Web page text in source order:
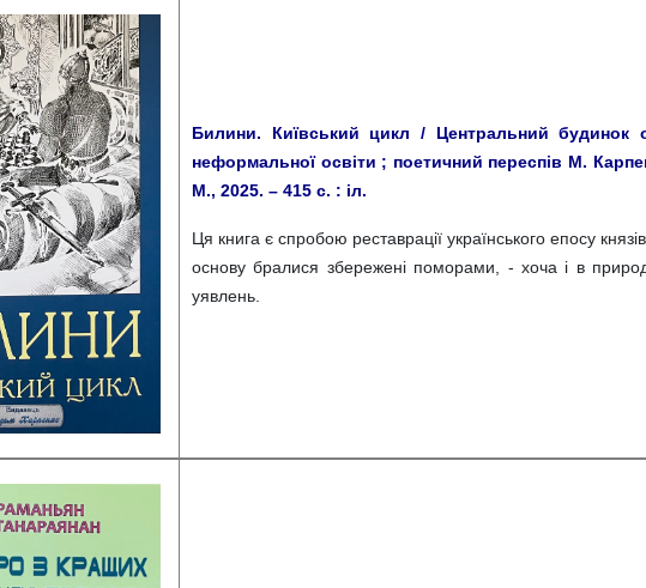
Билини. Київський цикл / Центральний будинок
неформальної освіти ; поетичний переспів М.
М., 2025. – 415 с. : іл.
Ця книга є спробою реставрації українського епосу
основу бралися збережені поморами, - хоча і в
уявлень.